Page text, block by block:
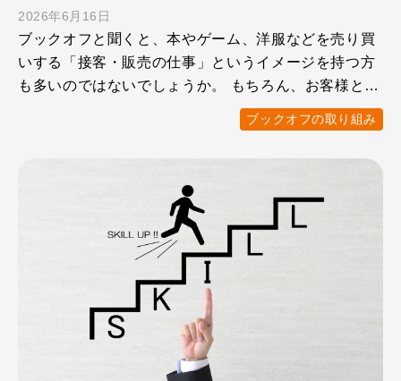
2026年6月16日
ブックオフと聞くと、本やゲーム、洋服などを売り買
いする「接客・販売の仕事」というイメージを持つ方
も多いのではないでしょうか。 もちろん、お客様と接
ブックオフの取り組み